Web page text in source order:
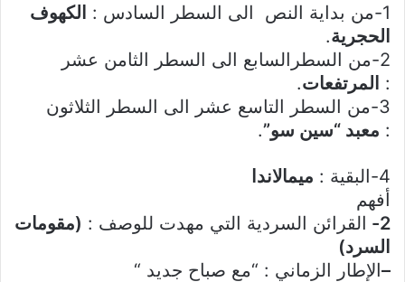
1-من بداية النص الى السطر السادس :
الكهوف
الحجرية.
2-من السطرالسابع الى السطر الثامن عشر
: المرتفعات.
3-من السطر التاسع عشر الى السطر الثلاثون
: معبد “سين سو”.
4-البقية :
ميمالاندا
أفهم
2-
القرائن السردية التي مهدت للوصف : (مقومات
السرد)
–الإطار الزماني : “مع صباح جديد “